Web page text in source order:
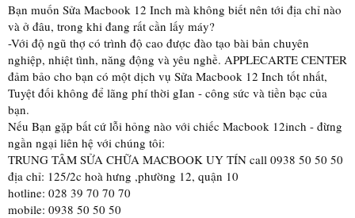
Bạn muốn Sửa Macbook 12 Inch mà không biết nên tới địa chỉ nào
và ở đâu, trong khi đang rất cần lấy máy?
-Với độ ngũ thợ có trình độ cao được đào tạo bài bản chuyên
nghiệp, nhiệt tình, năng động và yêu nghề. APPLECARTE CENTER
đảm bảo cho bạn có một dịch vụ Sửa Macbook 12 Inch tốt nhất,
Tuyệt đối không để lãng phí thời gIan - công sức và tiền bạc của
bạn.
Nếu Bạn gặp bất cứ lỗi hỏng nào với chiếc Macbook 12inch - đừng
ngần ngại liên hệ với chúng tôi:
TRUNG TÂM SỬA CHỮA MACBOOK UY TÍN call 0938 50 50 50
địa chỉ: 125/2c hoà hưng ,phường 12, quận 10
hotline: 028 39 70 70 70
mobile: 0938 50 50 50